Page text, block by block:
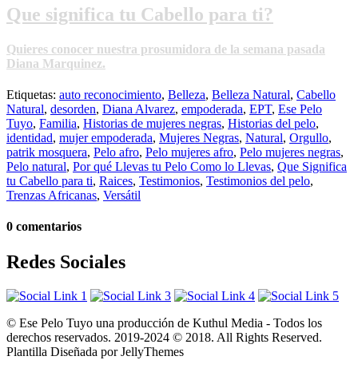
Que significa tu Cabello para ti?
Quieres conocer nuestra prosumidora de la semana pasada
Diana Marquinez.
Etiquetas: auto reconocimiento, Belleza, Belleza Natural, Cabello
Natural, desorden, Diana Alvarez, empoderada, EPT, Ese Pelo
Tuyo, Familia, Historias de mujeres negras, Historias del pelo,
identidad, mujer empoderada, Mujeres Negras, Natural, Orgullo,
patrik mosquera, Pelo afro, Pelo mujeres afro, Pelo mujeres negras,
Pelo natural, Por qué Llevas tu Pelo Como lo Llevas, Que Significa
tu Cabello para ti, Raices, Testimonios, Testimonios del pelo,
Trenzas Africanas, Versátil
0 comentarios
Redes Sociales
© Ese Pelo Tuyo una producción de Kuthul Media - Todos los
derechos reservados. 2019-2024 © 2018. All Rights Reserved.
Plantilla Diseñada por JellyThemes